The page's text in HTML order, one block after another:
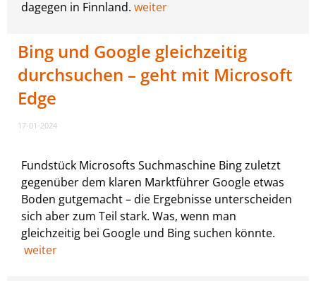
dagegen in Finnland. weiter
Bing und Google gleichzeitig
durchsuchen – geht mit Microsoft
Edge
17-01-2024
Fundstück Microsofts Suchmaschine Bing zuletzt
gegenüber dem klaren Marktführer Google etwas
Boden gutgemacht – die Ergebnisse unterscheiden
sich aber zum Teil stark. Was, wenn man
gleichzeitig bei Google und Bing suchen könnte.
weiter